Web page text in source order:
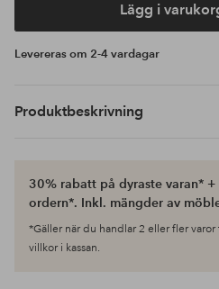
Lägg i
Levereras om 2-4 vardagar
Produktbeskrivning
30% rabatt på dyraste varan*
ordern*. Inkl. mängder av
*Gäller när du handlar 2 eller fler
villkor i kassan.